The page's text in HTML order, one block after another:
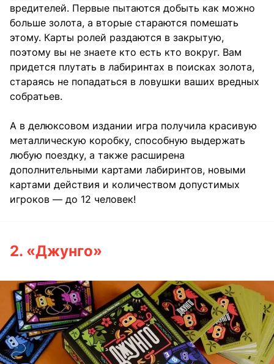
вредителей. Первые пытаются добыть как можно
больше золота, а вторые стараются помешать
этому. Карты ролей раздаются в закрытую,
поэтому вы не знаете кто есть кто вокруг. Вам
придется плутать в лабиринтах в поисках золота,
стараясь не попадаться в ловушки ваших вредных
собратьев.
А в делюксовом издании игра получила красивую
металлическую коробку, способную выдержать
любую поездку, а также расширена
дополнительными картами лабиринтов, новыми
картами действия и количеством допустимых
игроков — до 12 человек!
2. «Джунго»